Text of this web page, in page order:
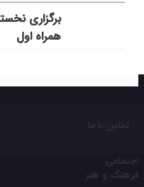
برگزاری
همراه اول
تماس با ما
اجتماعی
فرهنگ و هنر